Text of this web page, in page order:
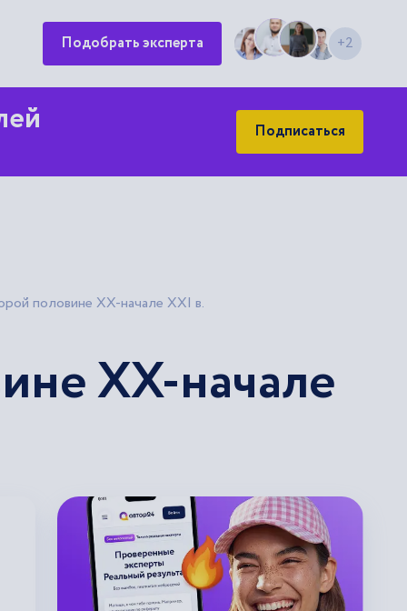
Подобрать эксперта +2
Подписаться
половине ХХ-начале XXI в.
ХХ-начале